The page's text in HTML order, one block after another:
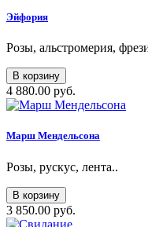
Эйфория
Розы, альстромерия,
В корзину
4 880.00 руб.
Марш Мендельсона
Розы, рускус, лента..
В корзину
3 850.00 руб.